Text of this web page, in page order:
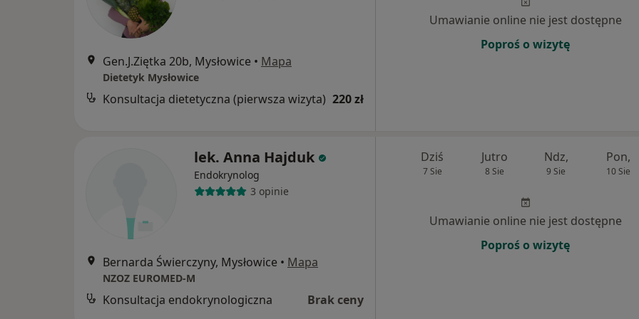
Gen.J.Ziętka 20b, Mysłowice • Mapa
Dietetyk Mysłowice
Konsultacja dietetyczna (pierwsza wizyta) 220 zł
Umawianie online nie jest dostępne
Poproś o wizytę
lek. Anna Hajduk
Endokrynolog
3 opinie
Bernarda Świerczyny, Mysłowice • Mapa
NZOZ EUROMED-M
Konsultacja endokrynologiczna Brak ceny
Dziś
7 Sie
Jutro
8 Sie
Ndz,
9 Sie
Pon,
10 Sie
Umawianie online nie jest dostępne
Poproś o wizytę